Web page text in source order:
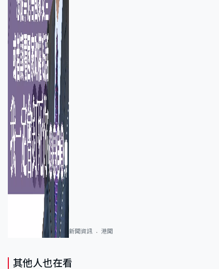
新聞資訊 港聞
其他人也在看